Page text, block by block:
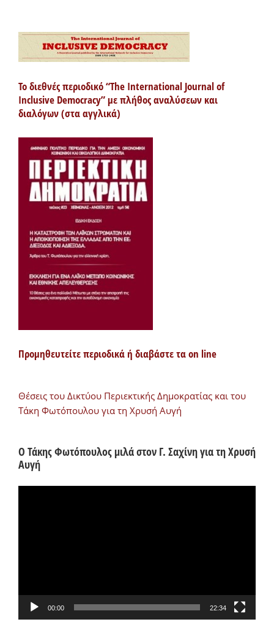
Το διεθνές περιοδικό “The International Journal of
Inclusive Democracy” με πλήθος αναλύσεων και
διαλόγων (στα αγγλικά)
Προμηθευτείτε περιοδικά ή διαβάστε τα on line
Θέσεις του Δικτύου Περιεκτικής Δημοκρατίας και του
Τάκη Φωτόπουλου για τη Χρυσή Αυγή
Ο Τάκης Φωτόπουλος μιλά στον Γ. Σαχίνη για τη Χρυσή
Αυγή
00:00 22:34